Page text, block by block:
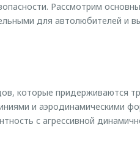
Рассмотрим
для автолюбителей и
которые придерживаются
и аэродинамическими
с агрессивной